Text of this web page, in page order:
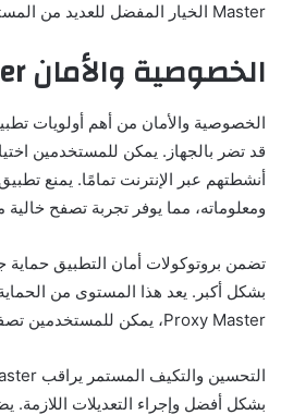
Master الخيار المفضل للعديد من المستخدمين.
الخصوصية والأمان VPN Proxy Master مهكر
قد تضر بالجهاز. يمكن للمستخدمين
ومعلوماته، مما يوفر تجربة تصفح خالية
تضمن بروتوكولات أمان التطبيق حماية
Proxy Master، يمكن للمستخدمين تصفح الإنترنت بثقة، مع العلم أن معلوماتهم آمنة.
بشكل أفضل وإجراء التعديلات اللازمة.